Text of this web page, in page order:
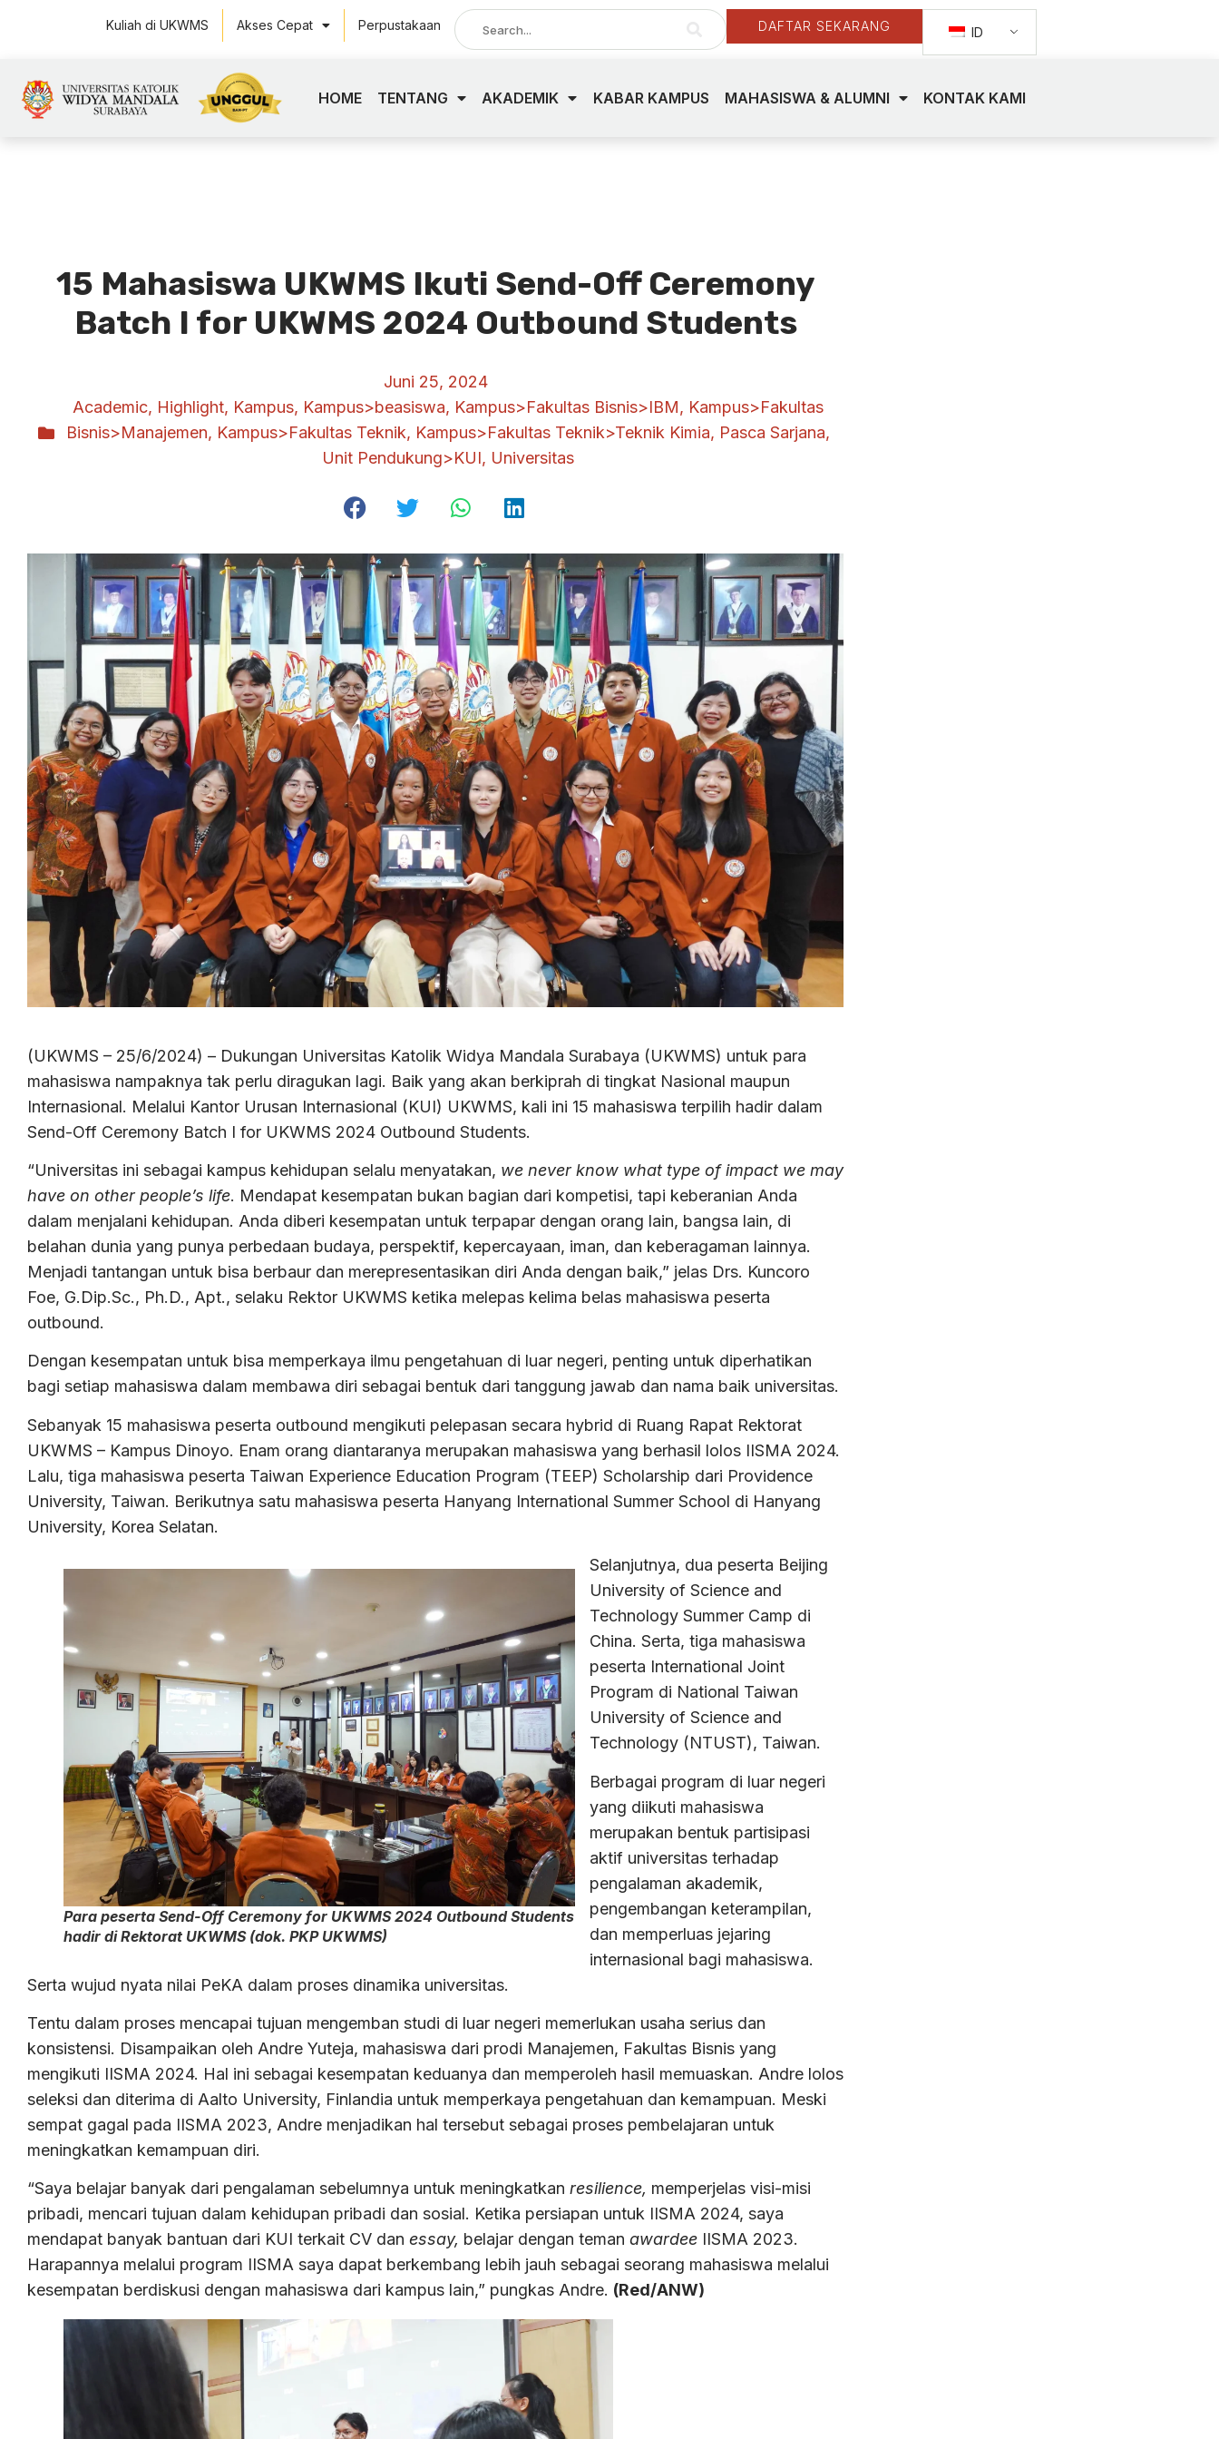
Kuliah di UKWMS Akses Cepat Perpustakaan DAFTAR SEKARANG ID
HOME TENTANG AKADEMIK KABAR KAMPUS MAHASISWA & ALUMNI KONTAK KAMI
15 Mahasiswa UKWMS Ikuti Send-Off Ceremony
Batch I for UKWMS 2024 Outbound Students
Juni 25, 2024
Academic, Highlight, Kampus, Kampus>beasiswa, Kampus>Fakultas Bisnis>IBM, Kampus>Fakultas
Bisnis>Manajemen, Kampus>Fakultas Teknik, Kampus>Fakultas Teknik>Teknik Kimia, Pasca Sarjana,
Unit Pendukung>KUI, Universitas
(UKWMS – 25/6/2024) – Dukungan Universitas Katolik Widya Mandala Surabaya (UKWMS) untuk para
mahasiswa nampaknya tak perlu diragukan lagi. Baik yang akan berkiprah di tingkat Nasional maupun
Internasional. Melalui Kantor Urusan Internasional (KUI) UKWMS, kali ini 15 mahasiswa terpilih hadir dalam
Send-Off Ceremony Batch I for UKWMS 2024 Outbound Students.
“Universitas ini sebagai kampus kehidupan selalu menyatakan, we never know what type of impact we may
have on other people’s life. Mendapat kesempatan bukan bagian dari kompetisi, tapi keberanian Anda
dalam menjalani kehidupan. Anda diberi kesempatan untuk terpapar dengan orang lain, bangsa lain, di
belahan dunia yang punya perbedaan budaya, perspektif, kepercayaan, iman, dan keberagaman lainnya.
Menjadi tantangan untuk bisa berbaur dan merepresentasikan diri Anda dengan baik,” jelas Drs. Kuncoro
Foe, G.Dip.Sc., Ph.D., Apt., selaku Rektor UKWMS ketika melepas kelima belas mahasiswa peserta
outbound.
Dengan kesempatan untuk bisa memperkaya ilmu pengetahuan di luar negeri, penting untuk diperhatikan
bagi setiap mahasiswa dalam membawa diri sebagai bentuk dari tanggung jawab dan nama baik universitas.
Sebanyak 15 mahasiswa peserta outbound mengikuti pelepasan secara hybrid di Ruang Rapat Rektorat
UKWMS – Kampus Dinoyo. Enam orang diantaranya merupakan mahasiswa yang berhasil lolos IISMA 2024.
Lalu, tiga mahasiswa peserta Taiwan Experience Education Program (TEEP) Scholarship dari Providence
University, Taiwan. Berikutnya satu mahasiswa peserta Hanyang International Summer School di Hanyang
University, Korea Selatan.
Para peserta Send-Off Ceremony for UKWMS 2024 Outbound Students
hadir di Rektorat UKWMS (dok. PKP UKWMS)
Selanjutnya, dua peserta Beijing
University of Science and
Technology Summer Camp di
China. Serta, tiga mahasiswa
peserta International Joint
Program di National Taiwan
University of Science and
Technology (NTUST), Taiwan.
Berbagai program di luar negeri
yang diikuti mahasiswa
merupakan bentuk partisipasi
aktif universitas terhadap
pengalaman akademik,
pengembangan keterampilan,
dan memperluas jejaring
internasional bagi mahasiswa.
Serta wujud nyata nilai PeKA dalam proses dinamika universitas.
Tentu dalam proses mencapai tujuan mengemban studi di luar negeri memerlukan usaha serius dan
konsistensi. Disampaikan oleh Andre Yuteja, mahasiswa dari prodi Manajemen, Fakultas Bisnis yang
mengikuti IISMA 2024. Hal ini sebagai kesempatan keduanya dan memperoleh hasil memuaskan. Andre lolos
seleksi dan diterima di Aalto University, Finlandia untuk memperkaya pengetahuan dan kemampuan. Meski
sempat gagal pada IISMA 2023, Andre menjadikan hal tersebut sebagai proses pembelajaran untuk
meningkatkan kemampuan diri.
“Saya belajar banyak dari pengalaman sebelumnya untuk meningkatkan resilience, memperjelas visi-misi
pribadi, mencari tujuan dalam kehidupan pribadi dan sosial. Ketika persiapan untuk IISMA 2024, saya
mendapat banyak bantuan dari KUI terkait CV dan essay, belajar dengan teman awardee IISMA 2023.
Harapannya melalui program IISMA saya dapat berkembang lebih jauh sebagai seorang mahasiswa melalui
kesempatan berdiskusi dengan mahasiswa dari kampus lain,” pungkas Andre. (Red/ANW)